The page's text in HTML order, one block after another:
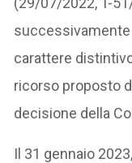
carattere
ricorso proposto
decisione della
Il 31 gennaio